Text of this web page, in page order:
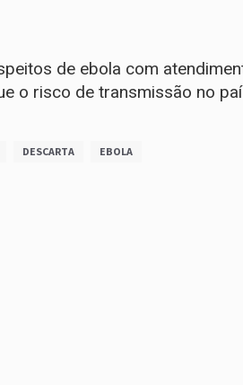
de ebola com
o risco de transmissão no
DESCARTA EBOLA